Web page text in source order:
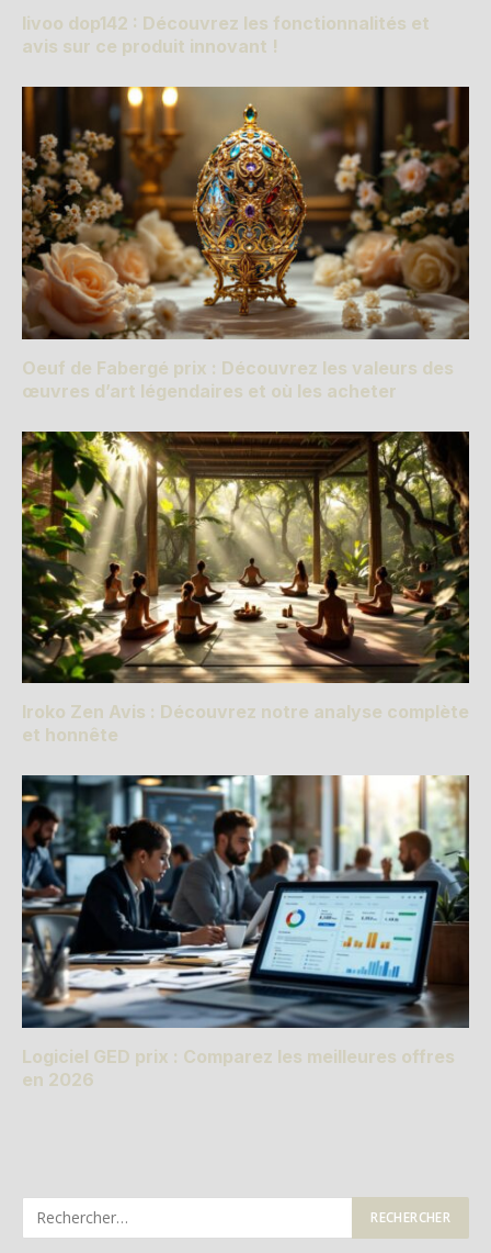
livoo dop142 : Découvrez les fonctionnalités et
avis sur ce produit innovant !
Oeuf de Fabergé prix : Découvrez les valeurs des
œuvres d’art légendaires et où les acheter
Iroko Zen Avis : Découvrez notre analyse complète
et honnête
Logiciel GED prix : Comparez les meilleures offres
en 2026